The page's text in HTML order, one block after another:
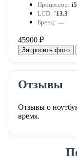
Процессор: i5
LCD: '13.3
Бренд: —
45900 ₽
Запросить фото
Отзывы
Отзывы о
время.